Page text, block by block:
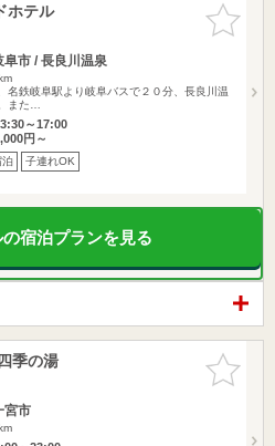
お気に入
りに追加
ホテル
阜市 / 長良川温泉
名鉄岐阜駅より岐阜バスで２０分、長良川温
また…
～17:00
円～
泊 子連れOK
宿泊プランを見る
お気に入
りに追加
季の湯
宮市